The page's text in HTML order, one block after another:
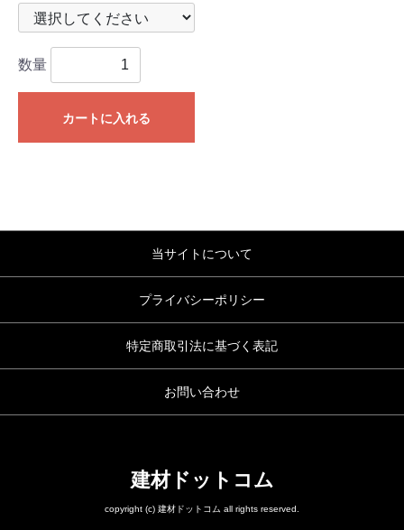
数量
カートに入れる
当サイトについて
プライバシーポリシー
特定商取引法に基づく表記
お問い合わせ
建材ドットコム
copyright (c) 建材ドットコム all rights reserved.